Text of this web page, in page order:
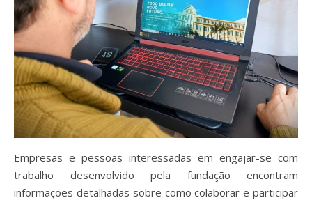
Empresas e pessoas interessadas em engajar-se com
trabalho desenvolvido pela fundação encontram
informações detalhadas sobre como colaborar e participar